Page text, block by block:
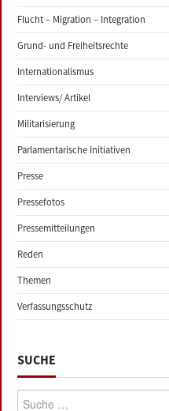
Flucht – Migration – Integration
Grund- und Freiheitsrechte
Internationalismus
Interviews/ Artikel
Militarisierung
Parlamentarische Initiativen
Presse
Pressefotos
Pressemitteilungen
Reden
Themen
Verfassungsschutz
SUCHE
Suche: